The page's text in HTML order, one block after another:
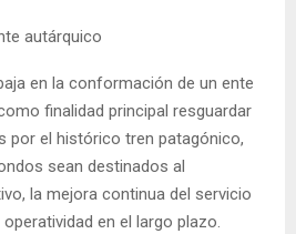
autárquico
en la conformación de un ente
finalidad principal resguardar
por el histórico tren patagónico,
sean destinados al
la mejora continua del servicio
en el largo plazo.